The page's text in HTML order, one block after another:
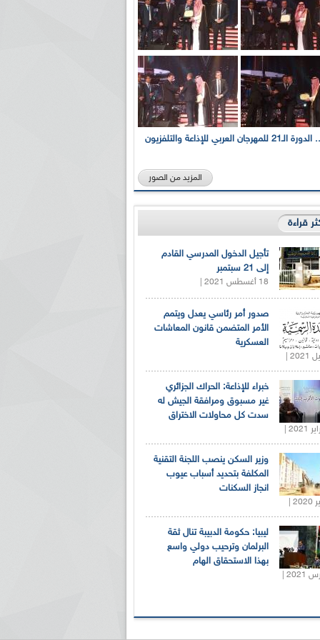
بالصور... الدورة الـ21 للمهرجان العربي للإذاعة والتلفزيون
المزيد من الصور
قراءة
تأجيل الدخول المدرسي القادم
إلى 21 سبتمبر
18 أغسطس 2021 |
صدور أمر رئاسي يعدل ويتمم
الأمر المتضمن قانون المعاشات
العسكرية
خبراء للإذاعة: الحراك الجزائري
غير مسبوق ومرافقة الجيش له
سدت كل محاولات الاختراق
وزير السكن ينصب اللجنة التقنية
المكلفة بتحديد أسباب عيوب
انجاز السكنات
ليبيا: حكومة الدبيبة تنال ثقة
البرلمان وترحيب دولي واسع
بهذا الاستحقاق الهام